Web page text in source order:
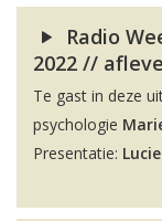
Radio
2022 //
Te gast in deze
psychologie
Presentatie: